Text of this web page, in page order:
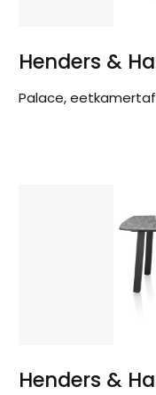
Henders &
Palace,
Henders &